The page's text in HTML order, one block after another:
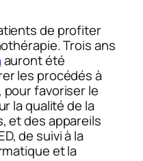
de profiter
Trois ans
auront été
les procédés à
favoriser le
la qualité de la
et des appareils
de suivi à la
et la